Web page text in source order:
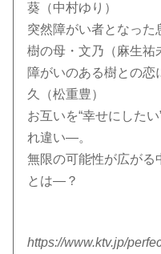
葵（中村ゆり）
突然障がい者となった
樹の母・文乃（麻生祐
障がいのある樹との
久（松重豊）
お互いを“幸せにした
れ違い―。
無限の可能性が広がる
とは―？
https://www.ktv.jp/